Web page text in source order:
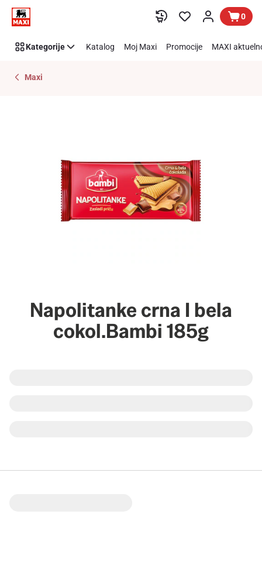
Preskoči link 0
Kategorije Katalog Moj Maxi Promocije MAXI
Maxi
Napolitanke crna I bela
cokol.Bambi 185g